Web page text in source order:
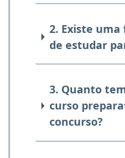
2. Existe
de estudar
3. Quanto
curso
concurso?